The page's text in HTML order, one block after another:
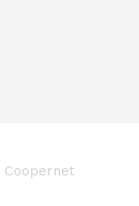
Coopernet